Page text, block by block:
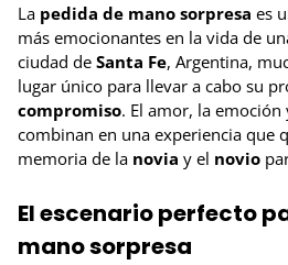
La pedida de mano sorpresa es
más emocionantes en la vida de
ciudad de Santa Fe, Argentina,
lugar único para llevar a cabo su
compromiso. El amor, la emoción
combinan en una experiencia que
memoria de la novia y el novio
El escenario perfecto
mano sorpresa